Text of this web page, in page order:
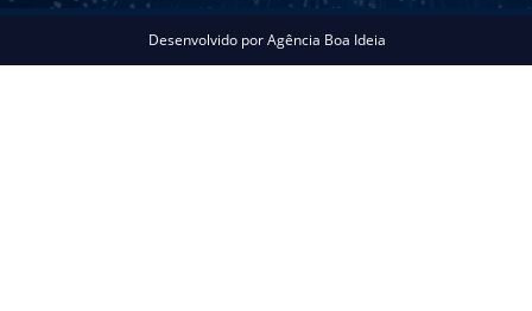
Desenvolvido porAgência Boa Ideia